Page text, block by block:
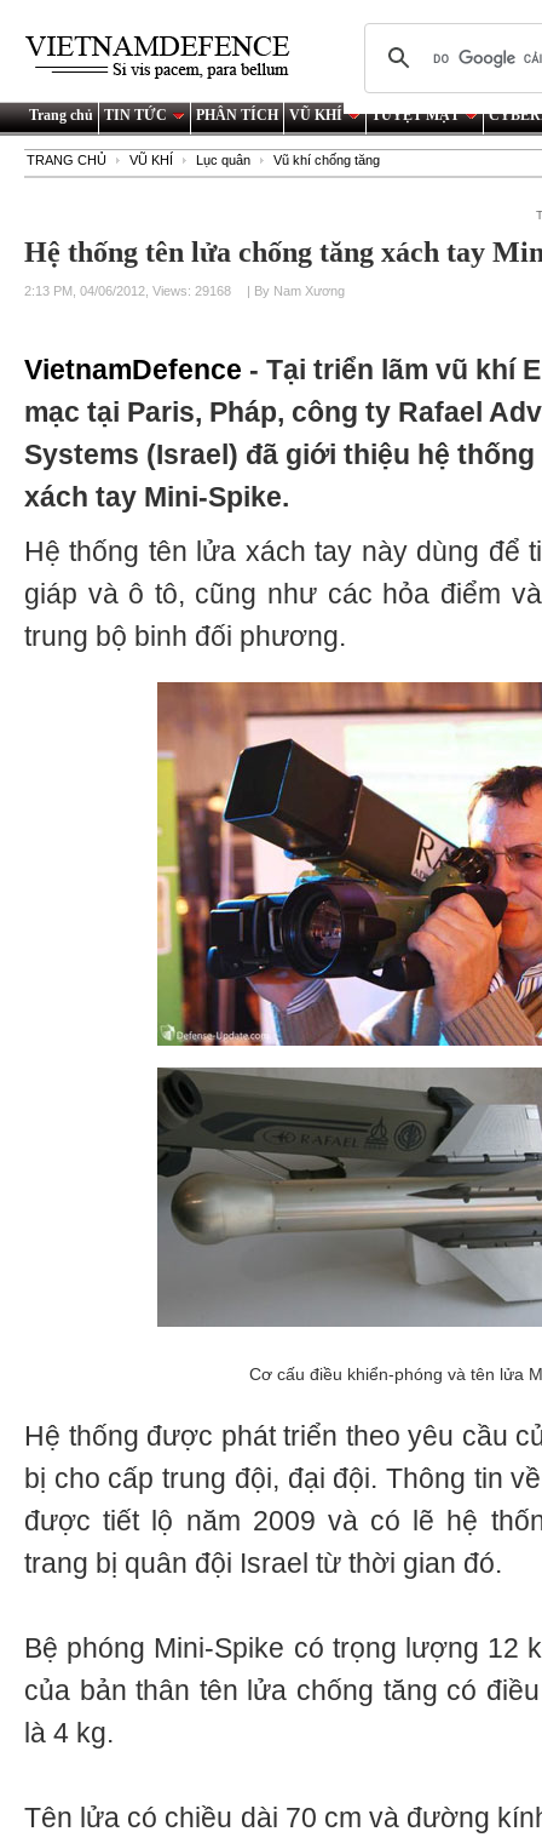
Trang chủ TIN TỨC PHÂN TÍCH VŨ KHÍ TUYỆT MẬT
TRANG CHỦ VŨ KHÍ Lục quân Vũ khí chống tăng
Hệ thống tên lửa chống tăng xách tay
2:13 PM, 04/06/2012, Views: 29168 | By Nam Xương
VietnamDefence - Tại triển lãm vũ khí
mạc tại Paris, Pháp, công ty Rafael
Systems (Israel) đã giới thiệu hệ
xách tay Mini-Spike.
Hệ thống tên lửa xách tay này dùng để
giáp và ô tô, cũng như các hỏa điểm
trung bộ binh đối phương.
Cơ cấu điều khiển-phóng và tên lửa
Hệ thống được phát triển theo yêu cầu
bị cho cấp trung đội, đại đội. Thông tin
được tiết lộ năm 2009 và có lẽ hệ
trang bị quân đội Israel từ thời gian đó.
Bệ phóng Mini-Spike có trọng lượng 12
của bản thân tên lửa chống tăng có
là 4 kg.
Tên lửa có chiều dài 70 cm và đường